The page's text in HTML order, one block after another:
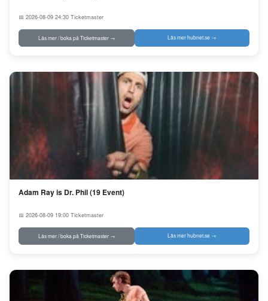
📅 2026-08-09 24:30 Ticketmaster
Läs mer / boka på Ticketmaster → Läs mer hubnet.se →
Adam Ray is Dr. Phil (19 Event)
📅 2026-08-09 19:00 Ticketmaster
Läs mer / boka på Ticketmaster → Läs mer hubnet.se →